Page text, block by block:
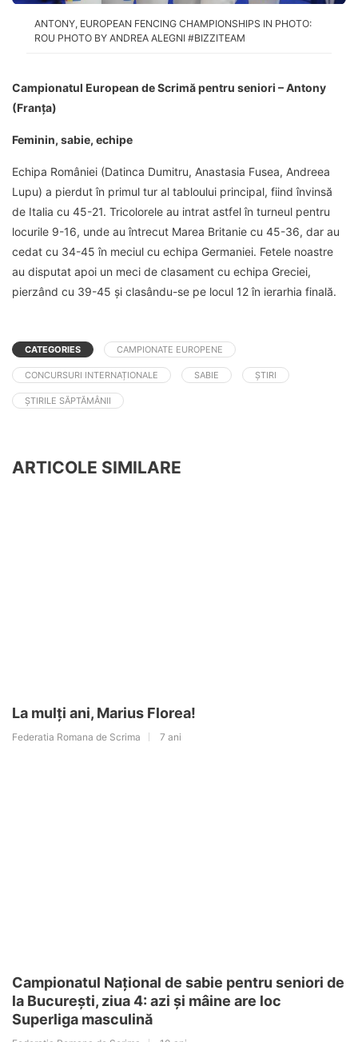
ANTONY, EUROPEAN FENCING CHAMPIONSHIPS IN PHOTO:
ROU PHOTO BY ANDREA ALEGNI #BIZZITEAM
Campionatul European de Scrimă pentru seniori – Antony
(Franța)
Feminin, sabie, echipe
Echipa României (Datinca Dumitru, Anastasia Fusea, Andreea
Lupu) a pierdut în primul tur al tabloului principal, fiind învinsă
de Italia cu 45-21. Tricolorele au intrat astfel în turneul pentru
locurile 9-16, unde au întrecut Marea Britanie cu 45-36, dar au
cedat cu 34-45 în meciul cu echipa Germaniei. Fetele noastre
au disputat apoi un meci de clasament cu echipa Greciei,
pierzând cu 39-45 și clasându-se pe locul 12 în ierarhia finală.
CATEGORIES CAMPIONATE EUROPENE
CONCURSURI INTERNAȚIONALE SABIE ȘTIRI
ȘTIRILE SĂPTĂMÂNII
ARTICOLE SIMILARE
La mulți ani, Marius Florea!
Federatia Romana de Scrima 7 ani
Campionatul Național de sabie pentru seniori de
la București, ziua 4: azi și mâine are loc
Superliga masculină